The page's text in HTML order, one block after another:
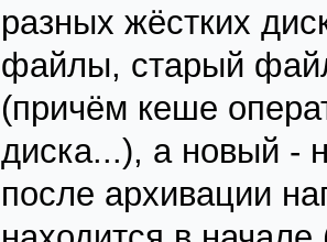
разных жёстких
файлы, старый
(причём кеше
диска...), а новый -
после архивации